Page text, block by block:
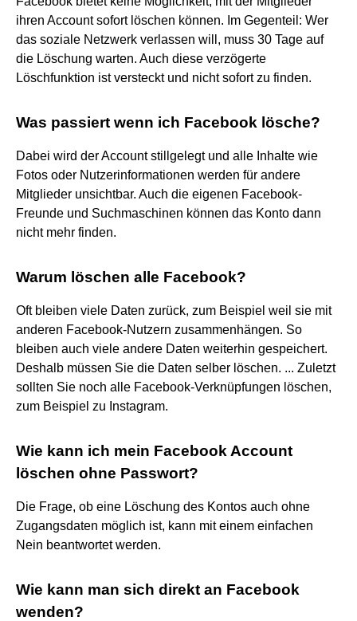
ihren Account sofort löschen können. Im Gegenteil: Wer
das soziale Netzwerk verlassen will, muss 30 Tage auf
die Löschung warten. Auch diese verzögerte
Löschfunktion ist versteckt und nicht sofort zu finden.
Was passiert wenn ich Facebook lösche?
Dabei wird der Account stillgelegt und alle Inhalte wie
Fotos oder Nutzerinformationen werden für andere
Mitglieder unsichtbar. Auch die eigenen Facebook-
Freunde und Suchmaschinen können das Konto dann
nicht mehr finden.
Warum löschen alle Facebook?
Oft bleiben viele Daten zurück, zum Beispiel weil sie mit
anderen Facebook-Nutzern zusammenhängen. So
bleiben auch viele andere Daten weiterhin gespeichert.
Deshalb müssen Sie die Daten selber löschen. ... Zuletzt
sollten Sie noch alle Facebook-Verknüpfungen löschen,
zum Beispiel zu Instagram.
Wie kann ich mein Facebook Account
löschen ohne Passwort?
Die Frage, ob eine Löschung des Kontos auch ohne
Zugangsdaten möglich ist, kann mit einem einfachen
Nein beantwortet werden.
Wie kann man sich direkt an Facebook
wenden?